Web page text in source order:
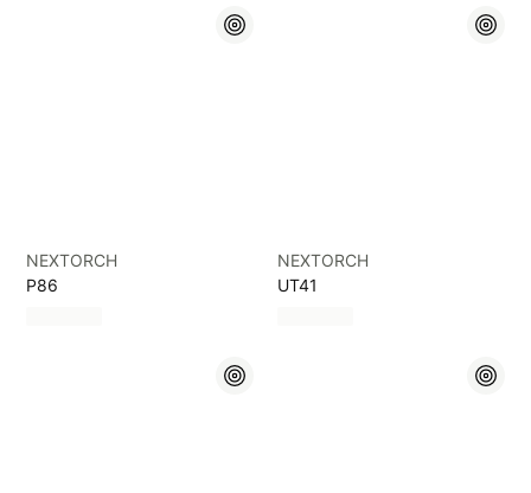
NEXTORCH
P86
NEXTORCH
UT41